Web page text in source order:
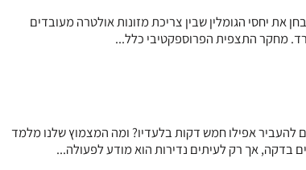
את יחסי הגומלין שבין צריכת מזונות אולטרה מעובדים
מחקר התצפית הפרוספקטיבי כלל...
להעביר אפילו חמש דקות בלעדיו? ומה המצמוץ שלנו מלמד
בדקה, אך רק לעיתים נדירות הוא מודע לפעולה...